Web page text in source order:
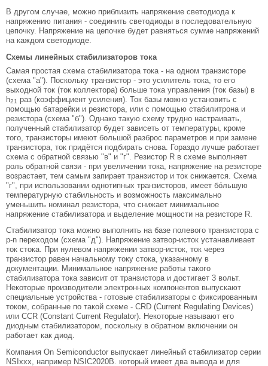
В другом случае, можно приблизить напряжение светодиода к
напряжению питания - соединить светодиоды в последовательную
цепочку. Напряжение на цепочке будет равняться сумме напряжений
на каждом светодиоде.
Схемы линейных стабилизаторов тока
Самая простая схема стабилизатора тока - на одном транзисторе
(схема "а"). Поскольку транзистор - это усилитель тока, то его
выходной ток (ток коллектора) больше тока управления (ток базы) в
h21 раз (коэффициент усиления). Ток базы можно установить с
помощью батарейки и резистора, или с помощью стабилитрона и
резистора (схема "б"). Однако такую схему трудно настраивать,
полученный стабилизатор будет зависеть от температуры, кроме
того, транзисторы имеют большой разброс параметров и при замене
транзистора, ток придётся подбирать снова. Гораздо лучше работает
схема с обратной связью "в" и "г". Резистор R в схеме выполняет
роль обратной связи - при увеличении тока, напряжение на резисторе
возрастает, тем самым запирает транзистор и ток снижается. Схема
"г", при использовании однотипных транзисторов, имеет бóльшую
температурную стабильность и возможность максимально
уменьшить номинал резистора, что снижает минимальное
напряжение стабилизатора и выделение мощности на резисторе R.
Стабилизатор тока можно выполнить на базе полевого транзистора с
p-n переходом (схема "д"). Напряжение затвор-исток устанавливает
ток стока. При нулевом напряжении затвор-исток, ток через
транзистор равен начальному току стока, указанному в
документации. Минимальное напряжение работы такого
стабилизатора тока зависит от транзистора и достигает 3 вольт.
Некоторые производители электронных компонентов выпускают
специальные устройства - готовые стабилизаторы с фиксированным
током, собранные по такой схеме - CRD (Current Regulating Devices)
или CCR (Constant Current Regulator). Некоторые называют его
диодным стабилизатором, поскольку в обратном включении он
работает как диод.
Компания On Semiconductor выпускает линейный стабилизатор серии
NSIxxx, например NSIC2020B. который имеет два вывода и для